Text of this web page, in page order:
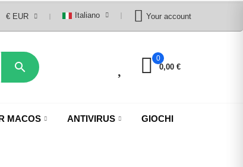
€ EUR Italiano Your account

0
0,00 €
MACOS ANTIVIRUS GIOCHI